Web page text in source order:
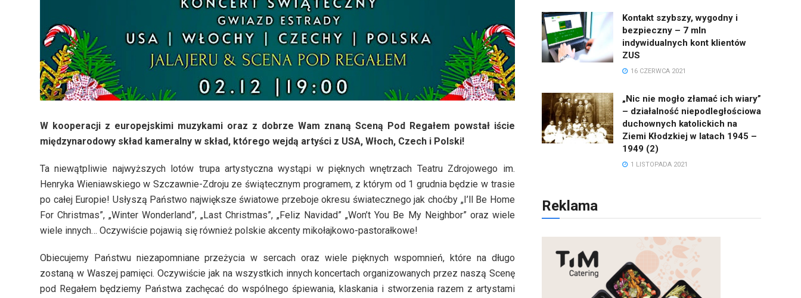
W kooperacji z europejskimi muzykami oraz z dobrze Wam znaną Sceną Pod Regałem powstał iście
międzynarodowy skład kameralny w skład, którego wejdą artyści z USA, Włoch, Czech i Polski!
Ta niewątpliwie najwyższych lotów trupa artystyczna wystąpi w pięknych wnętrzach Teatru Zdrojowego im.
Henryka Wieniawskiego w Szczawnie-Zdroju ze świątecznym programem, z którym od 1 grudnia będzie w trasie
po całej Europie! Usłyszą Państwo największe światowe przeboje okresu światecznego jak choćby „I’ll Be Home
For Christmas”, „Winter Wonderland”, „Last Christmas”, „Feliz Navidad” „Won’t You Be My Neighbor” oraz wiele
wiele innych… Oczywiście pojawią się również polskie akcenty mikołajkowo-pastorałkowe!
Obiecujemy Państwu niezapomniane przeżycia w sercach oraz wiele pięknych wspomnień, które na długo
zostaną w Waszej pamięci. Oczywiście jak na wszystkich innych koncertach organizowanych przez naszą Scenę
pod Regałem będziemy Państwa zachęcać do wspólnego śpiewania, klaskania i stworzenia razem z artystami
Kontakt szybszy, wygodny i
bezpieczny – 7 mln
indywidualnych kont klientów
ZUS
16 CZERWCA 2021
„Nic nie mogło złamać ich wiary”
– działalność niepodległościowa
duchownych katolickich na
Ziemi Kłodzkiej w latach 1945 –
1949 (2)
1 LISTOPADA 2021
Reklama